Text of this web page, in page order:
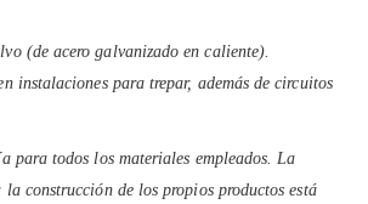
(de acero galvanizado en caliente).
instalaciones para trepar, además de circuitos
para todos los materiales empleados. La
construcción de los propios productos está